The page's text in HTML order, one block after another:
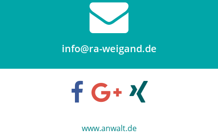
info@ra-weigand.de
www.anwalt.de